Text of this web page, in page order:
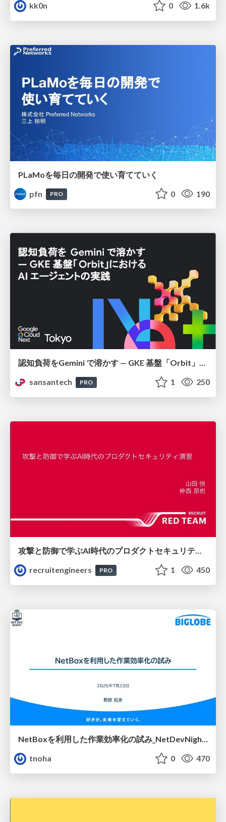
kk0n
0 1.6k
PLaMoを毎日の開発で使い育てていく
pfn
PRO 0 190
認知負荷をGemini で溶かす — GKE 基盤「Orbit」における AI エージェントの実践
sansantech
PRO 1 250
攻撃と防御で学ぶAI時代のプロダクトセキュリティ演習
recruitengineers
PRO 1 450
tnoha
0 470